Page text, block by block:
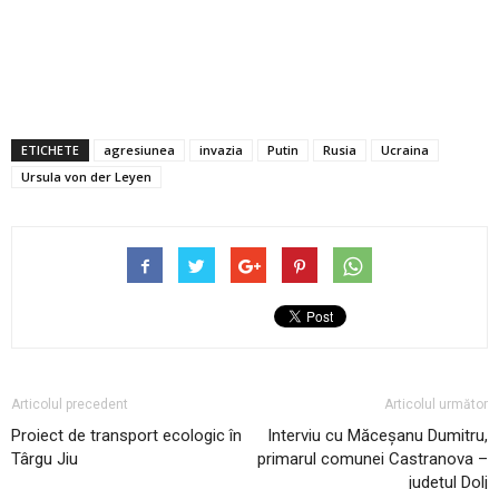
ETICHETE agresiunea invazia Putin Rusia
Ucraina
Ursula von der Leyen
Articolul precedent
Proiect de transport ecologic în
Târgu Jiu
Articolul următor
Interviu cu Măceșanu Dumitru,
primarul comunei Castranova –
județul Dolj